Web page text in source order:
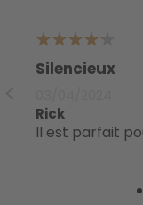
4
Silencieux
Rick
Il est parfait